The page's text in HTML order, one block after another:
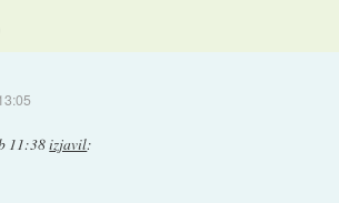
11:38izjavil: